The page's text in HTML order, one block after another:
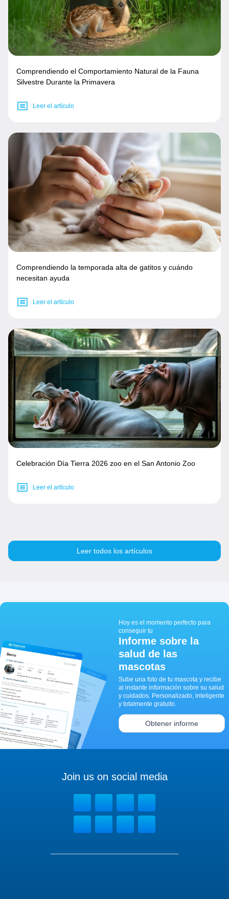
Comprendiendo el Comportamiento Natural de la Fauna
Silvestre Durante la Primavera
Leer el artículo
Comprendiendo la temporada alta de gatitos y cuándo
necesitan ayuda
Leer el artículo
Celebración Día Tierra 2026 zoo en el San Antonio Zoo
Leer el artículo
Leer todos los artículos
Hoy es el momento perfecto para
conseguir tu
Informe sobre la
salud de las
mascotas
Sube una foto de tu mascota y recibe
al instante información sobre su salud
y cuidados. Personalizado, inteligente
y totalmente gratuito.
Obtener informe
Join us on social media